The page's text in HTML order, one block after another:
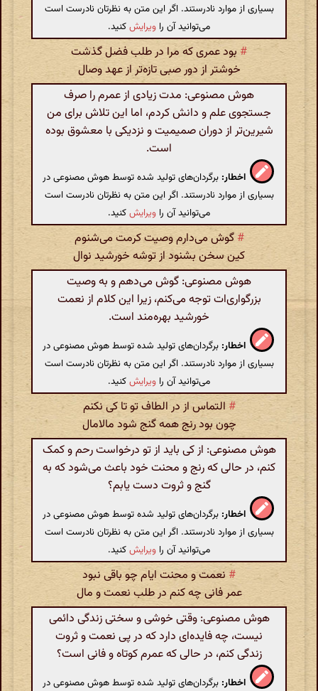
بسیاری از موارد نادرستند. اگر این متن به نظرتان نادرست است
می‌توانید آن را ویرایشکنید.
# بود عمری که مرا در طلب فضل گذشت
خوشتر از دور صبی تازه‌تر از عهد وصال
هوش مصنوعی: مدت زیادی از عمرم را صرف
جستجوی علم و دانش کردم، اما این تلاش برای من
شیرین‌تر از دوران صمیمیت و نزدیکی با معشوق بوده
است.
اخطار: برگردان‌های تولید شده توسط هوش مصنوعی در
بسیاری از موارد نادرستند. اگر این متن به نظرتان نادرست است
می‌توانید آن را ویرایشکنید.
# گوش می‌دارم وصیت کرمت می‌شنوم
کین سخن بشنود از توشه خورشید نوال
هوش مصنوعی: گوش می‌دهم و به وصیت
بزرگواری‌ات توجه می‌کنم، زیرا این کلام از نعمت
خورشید بهره‌مند است.
اخطار: برگردان‌های تولید شده توسط هوش مصنوعی در
بسیاری از موارد نادرستند. اگر این متن به نظرتان نادرست است
می‌توانید آن را ویرایشکنید.
# التماس از در الطاف تو تا کی نکنم
چون بود رنج همه گنج شود مالامال
هوش مصنوعی: از کی باید از تو درخواست رحم و کمک
کنم، در حالی که رنج و محنت خود باعث می‌شود که به
گنج و ثروت دست یابم؟
اخطار: برگردان‌های تولید شده توسط هوش مصنوعی در
بسیاری از موارد نادرستند. اگر این متن به نظرتان نادرست است
می‌توانید آن را ویرایشکنید.
# نعمت و محنت ایام چو باقی نبود
عمر فانی چه کنم در طلب نعمت و مال
هوش مصنوعی: وقتی خوشی و سختی زندگی دائمی
نیست، چه فایده‌ای دارد که در پی نعمت و ثروت
زندگی کنم، در حالی که عمرم کوتاه و فانی است؟
اخطار: برگردان‌های تولید شده توسط هوش مصنوعی در